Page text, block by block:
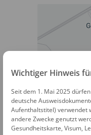
dm
85386
Wichtiger Hinweis
Seit dem 1. Mai 2025
deutsche
Aufenthaltstitel) verwendet
andere Zwecke genutzt
Gesundheitskarte, Visum,